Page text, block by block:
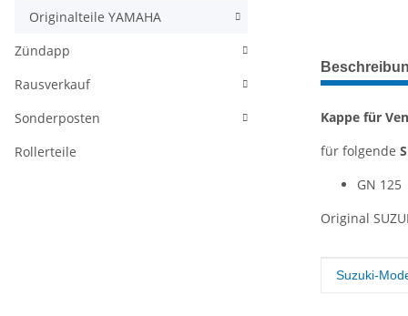
weitere
Kappe für
für folgende
GN 125
Original
Wert
Suzuki-
Originalteile YAMAHA
Zündapp
Rausverkauf
Sonderposten
Rollerteile